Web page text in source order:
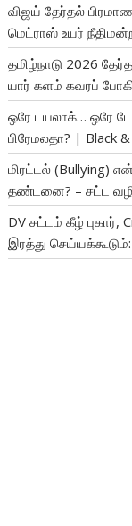
விஜய் தேர்தல்
மெட்ராஸ் உயர்
தமிழ்நாடு 2026
யார் களம் கவரப்
ஒரே டயலாக்… ஒரே
பிரேமலதா? | Black
மிரட்டல்
தண்டனை? – சட்ட
DV சட்டம் கீழ் புகார்,
இரத்து